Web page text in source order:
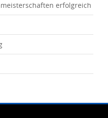
erfolgreich